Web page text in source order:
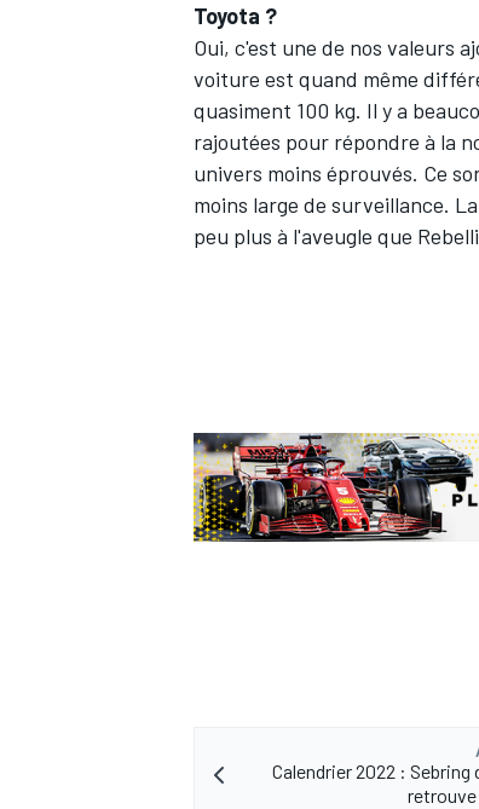
AUTRES CHAMPIONNATS
Toyota ?
Oui, c'est une de nos valeurs
voiture est quand même
quasiment 100 kg. Il y a
rajoutées pour répondre à la
univers moins éprouvés. Ce
moins large de surveillance.
peu plus à l'aveugle que
Calendrier 2022 : Sebring
retrouve